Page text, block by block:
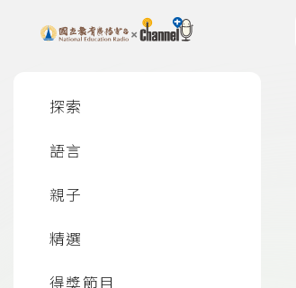
上方功能區塊
探索
語言
親子
精選
得獎節目